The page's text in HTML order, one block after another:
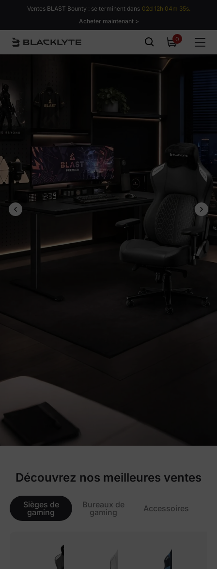
Passer au contenu
Ventes BLAST Bounty : se terminent dans 02d 12h 04m 34s.
Acheter maintenant >
00
Découvrez nos meilleures ventes
Sièges de
gaming
Bureaux de
gaming
Accessoires